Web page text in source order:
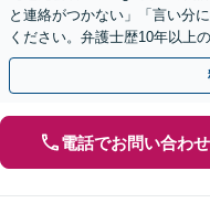
と連絡がつかない」「言い分
ください。弁護士歴10年以上
まで幅広く対応【休日・夜間
電話でお問い合わせ